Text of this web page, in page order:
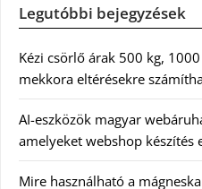
Legutóbbi bejegyzések
Kézi csörlő árak 500 kg,
mekkora eltérésekre
AI-eszközök magyar
amelyeket webshop készítés
Mire használható a